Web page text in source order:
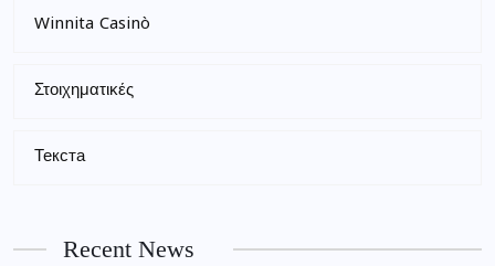
Winnita Casinò
Στοιχηματικές
Текста
Recent News